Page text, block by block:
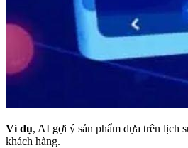
Ví dụ, AI gợi ý sản phẩm dựa trên lịch
khách hàng.